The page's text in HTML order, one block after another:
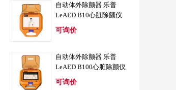
自动体外除颤器 乐普
LeAED B10心脏除颤仪
可询价
自动体外除颤器 乐普
LeAED B100心脏除颤仪
可询价